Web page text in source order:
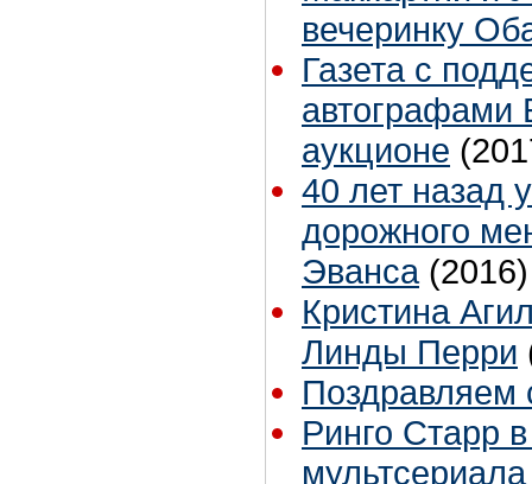
вечеринку
Газета с
автографами
аукционе
40 лет назад
дорожного
Эванса (2016)
Кристина
Линды Перри
Поздравляем
Ринго Старр